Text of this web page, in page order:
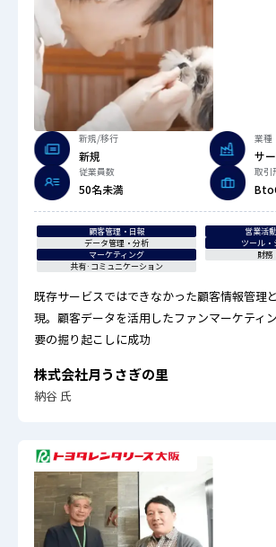
新規/移行
新規
業種
サ
従業員数
50名未満
取引
顧客管理・日報
営業活
データ管理・分析
ツール・
マーケティング
財務
共有·コミュニケーション
既存サービスではできなかった顧客情報管理
現。顧客データを活用したファンマーケティ
要の掘り起こしに成功
株式会社月うさぎの里
納谷 氏